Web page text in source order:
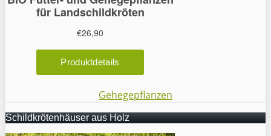
Gehegepflanzen
Schildkrötenhäuser aus Holz